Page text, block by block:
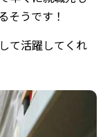
そうです！
て活躍してくれ